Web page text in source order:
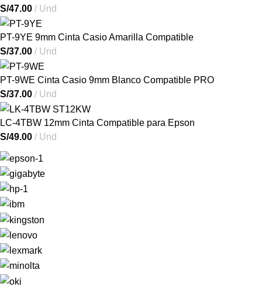
S/47.00 Und
PT-9YE 9mm Cinta Casio Amarilla Compatible
S/37.00 Und
PT-9WE Cinta Casio 9mm Blanco Compatible PRO
S/37.00 Und
LC-4TBW 12mm Cinta Compatible para Epson
S/49.00 Und